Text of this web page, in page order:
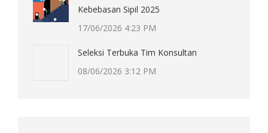
Kebebasan Sipil 2025
17/06/2026 4:23 PM
Seleksi Terbuka Tim Konsultan
08/06/2026 3:12 PM